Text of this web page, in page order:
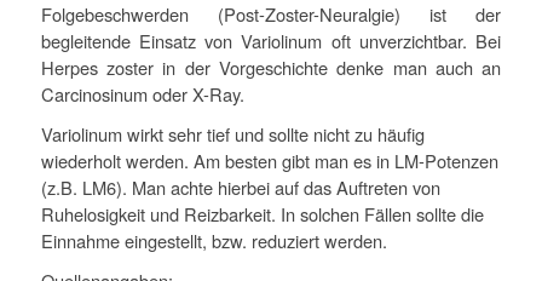
Folgebeschwerden (Post-Zoster-Neuralgie) ist der
begleitende Einsatz von Variolinum oft unverzichtbar. Bei
Herpes zoster in der Vorgeschichte denke man auch an
Carcinosinum oder X-Ray.
Variolinum wirkt sehr tief und sollte nicht zu häufig
wiederholt werden. Am besten gibt man es in LM-Potenzen
(z.B. LM6). Man achte hierbei auf das Auftreten von
Ruhelosigkeit und Reizbarkeit. In solchen Fällen sollte die
Einnahme eingestellt, bzw. reduziert werden.